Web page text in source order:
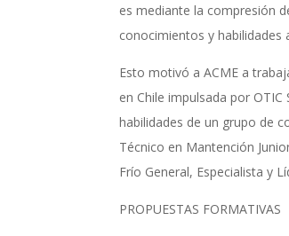
es mediante la compresión
conocimientos y habilidades
Esto motivó a ACME a
en Chile impulsada por
habilidades de un grupo de
Técnico en Mantención
Frío General, Especialista y
PROPUESTAS FORMATIVAS